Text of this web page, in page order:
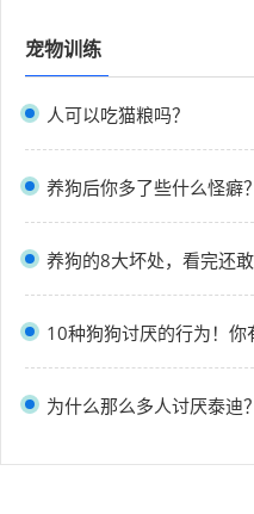
宠物训练
人可以吃猫粮吗？
养狗后你多了些什么怪癖？
10种狗狗讨厌的行为！你
为什么那么多人讨厌泰迪？